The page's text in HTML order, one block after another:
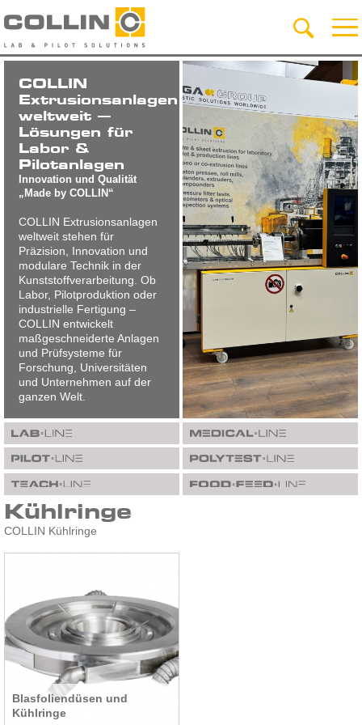
COLLIN
Extrusionsanlagen
weltweit –
Lösungen für
Labor &
Pilotanlagen
Innovation und Qualität
„Made by COLLIN“
COLLIN Extrusionsanlagen
weltweit stehen für
Präzision, Innovation und
modulare Technik in der
Kunststoffverarbeitung. Ob
Labor, Pilotproduktion oder
industrielle Fertigung –
COLLIN entwickelt
maßgeschneiderte Anlagen
und Prüfsysteme für
Forschung, Universitäten
und Unternehmen auf der
ganzen Welt.
Kühlringe
COLLIN Kühlringe
Blasfoliendüsen und
Kühlringe